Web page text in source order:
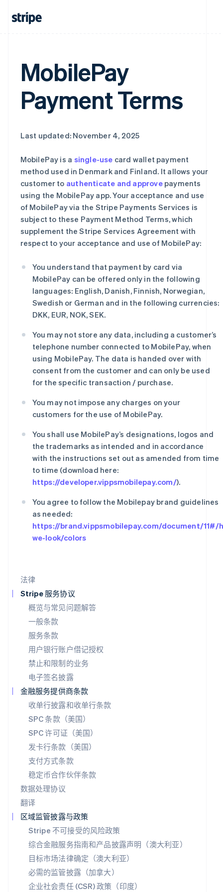
法律
Stripe 服务协议
概览与常见问题解答
一般条款
服务条款
用户银行账户借记授权
禁止和限制的业务
电子签名披露
金融服务提供商条款
收单行披露和收单行条款
SPC 条款（美国）
SPC 许可证（美国）
发卡行条款（美国）
支付方式条款
稳定币合作伙伴条款
数据处理协议
翻译
区域监管披露与政策
Stripe 不可接受的风险政策
综合金融服务指南和产品披露声明（澳大利亚）
目标市场法律确定（澳大利亚）
必需的监管披露（加拿大）
企业社会责任 (CSR) 政策（印度）
MobilePay
Payment Terms
Last updated: November 4, 2025
MobilePay is a single-use card wallet payment
method used in Denmark and Finland. It allows your
customer to authenticate and approvepayments
using the MobilePay app. Your acceptance and use
of MobilePay via the Stripe Payments Services is
subject to these Payment Method Terms, which
supplement the Stripe Services Agreement with
respect to your acceptance and use of MobilePay:
You understand that payment by card via
MobilePay can be offered only in the following
languages: English, Danish, Finnish, Norwegian,
Swedish or German and in the following currencies:
DKK, EUR, NOK, SEK.
You may not store any data, including a customer’s
telephone number connected to MobilePay, when
using MobilePay. The data is handed over with
consent from the customer and can only be used
for the specific transaction / purchase.
You may not impose any charges on your
customers for the use of MobilePay.
You shall use MobilePay’s designations, logos and
the trademarks as intended and in accordance
with the instructions set out as amended from time
to time (download here:
https://developer.vippsmobilepay.com/).
You agree to follow the Mobilepay brand guidelines
as needed:
https://brand.vippsmobilepay.com/document/11#/
we-look/colors
阿联酋
English
爱尔兰
English
爱沙尼亚
English
DeutschEnglish
巴西
PortuguêsEnglish
保加利亚
English
比利时
Nederlands Deutsch English
波兰
English
丹麦
德国
法国
FrançaisEnglish
芬兰
EnglishSvenska
NederlandsEnglish
加拿大
EnglishFrançais
克罗地亚
拉脱维亚
English
English
列支敦士登
DeutschEnglish
卢森堡
Deutsch
罗马尼亚
马尔他
English
马来西亚
English简体中文
Español
挪威
English
葡萄牙
Português
日本
日本語English
瑞典
SvenskaEnglish
瑞士
DeutschFrançais
塞浦路斯
斯洛伐克
English
斯洛文尼亚
English Italiano
泰国
ไทยEnglish
希腊
English
西班牙
Español
新加坡
English简体中文
新西兰
English
匈牙利
English
意大利
Italiano English